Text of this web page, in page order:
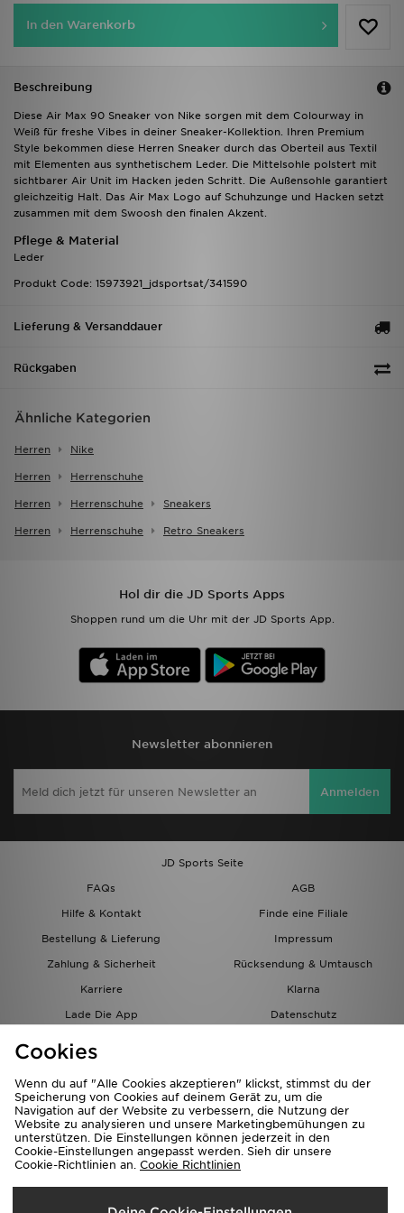
In den Warenkorb
Beschreibung
Diese Air Max 90 Sneaker von Nike sorgen mit dem Colourway in
Weiß für freshe Vibes in deiner Sneaker-Kollektion. Ihren Premium
Style bekommen diese Herren Sneaker durch das Oberteil aus Textil
mit Elementen aus synthetischem Leder. Die Mittelsohle polstert mit
sichtbarer Air Unit im Hacken jeden Schritt. Die Außensohle garantiert
gleichzeitig Halt. Das Air Max Logo auf Schuhzunge und Hacken setzt
zusammen mit dem Swoosh den finalen Akzent.
Pflege & Material
Leder
Produkt Code: 15973921_jdsportsat/341590
Lieferung & Versanddauer
Rückgaben
Ähnliche Kategorien
Herren Nike
Herren Herrenschuhe
Herren Herrenschuhe Sneakers
Herren Herrenschuhe Retro Sneakers
Hol dir die JD Sports Apps
Shoppen rund um die Uhr mit der JD Sports App.
Newsletter abonnieren
Anmelden
JD Sports Seite
FAQs
AGB
Hilfe & Kontakt
Finde eine Filiale
Bestellung & Lieferung
Impressum
Zahlung & Sicherheit
Rücksendung & Umtausch
Karriere
Klarna
Lade Die App
Datenschutz
Lieferung Nach
Cookies
Wenn du auf "Alle Cookies akzeptieren" klickst, stimmst du der
Speicherung von Cookies auf deinem Gerät zu, um die
Navigation auf der Website zu verbessern, die Nutzung der
Website zu analysieren und unsere Marketingbemühungen zu
unterstützen. Die Einstellungen können jederzeit in den
Cookie-Einstellungen angepasst werden. Sieh dir unsere
Cookie-Richtlinien an. Cookie Richtlinien